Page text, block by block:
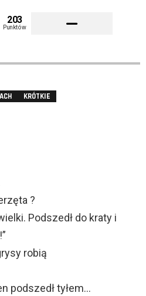
203
Punktów
KRÓTKIE
?
Podszedł do kraty i
robią
podszedł tyłem…